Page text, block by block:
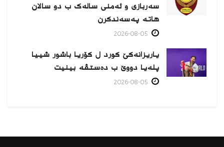
سەربازی و ئەمنی سالەک ب دو سالان
هاتە پەسەندكرن
یاریزانەكێ کورد ل کۆریا باشور شییا
پلەیا دووێ ب دەستڤە بینیت